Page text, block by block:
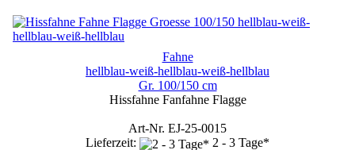
Fahne
hellblau-weiß-hellblau-weiß-hellblau
Gr. 100/150 cm
Hissfahne Fanfahne Flagge
Art-Nr. EJ-25-0015
Lieferzeit:
2 - 3 Tage*